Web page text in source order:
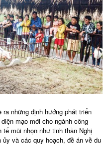
những định hướng phát triển
mạo mới cho ngành công
tế mũi nhọn như tinh thần Nghị
và các quy hoạch, đề án về du